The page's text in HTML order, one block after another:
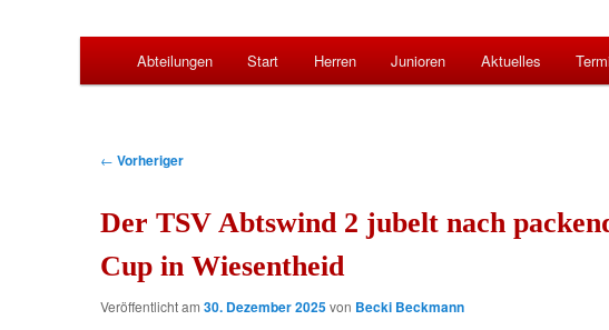
Zum
Inhalt
springen
Abteilungen Start Herren Junioren Aktuelles
Beitragsnavigation
← Vorheriger
Der TSV Abtswind 2 jubelt nach
Cup in Wiesentheid
Veröffentlicht am 30. Dezember 2025von Becki Beckmann